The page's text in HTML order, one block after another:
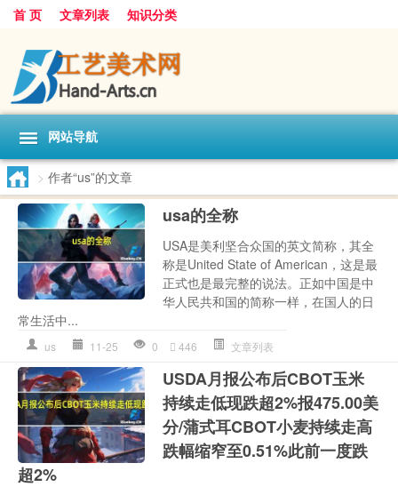
首 页 文章列表 知识分类
网站导航
> 作者“us”的文章
usa的全称
USA是美利坚合众国的英文简称，其全
称是United State of American，这是最
正式也是最完整的说法。正如中国是中
华人民共和国的简称一样，在国人的日
常生活中...
us 11-25 0 446 文章列表
USDA月报公布后CBOT玉米
持续走低现跌超2%报475.00美
分/蒲式耳CBOT小麦持续走高
跌幅缩窄至0.51%此前一度跌
超2%